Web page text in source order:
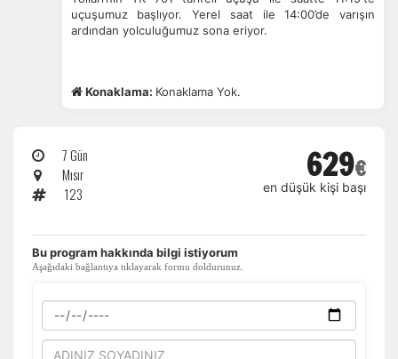
Tercihleri Kaydet
uçuşumuz başlıyor. Yerel saat ile 14:00’de varışın
ardından yolculuğumuz sona eriyor.
Konaklama: Konaklama Yok.
7 Gün
Mısır
123
629€
en düşük kişi başı
​Bu program hakkında bilgi istiyorum
Aşağıdaki bağlantıya tıklayarak formu doldurunuz.